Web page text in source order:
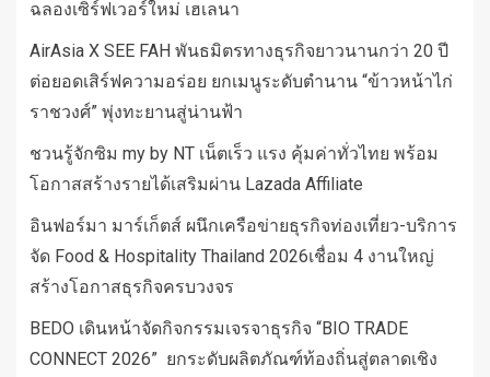
ฉลองเซิร์ฟเวอร์ใหม่ เฮเลนา
AirAsia X SEE FAH พันธมิตรทางธุรกิจยาวนานกว่า 20 ปี
ต่อยอดเสิร์ฟความอร่อย ยกเมนูระดับตำนาน “ข้าวหน้าไก่
ราชวงศ์” พุ่งทะยานสู่น่านฟ้า
ชวนรู้จักซิม my by NT เน็ตเร็ว แรง คุ้มค่าทั่วไทย พร้อม
โอกาสสร้างรายได้เสริมผ่าน Lazada Affiliate
อินฟอร์มา มาร์เก็ตส์ ผนึกเครือข่ายธุรกิจท่องเที่ยว-บริการ
จัด Food & Hospitality Thailand 2026เชื่อม 4 งานใหญ่
สร้างโอกาสธุรกิจครบวงจร
BEDO เดินหน้าจัดกิจกรรมเจรจาธุรกิจ “BIO TRADE
CONNECT 2026” ยกระดับผลิตภัณฑ์ท้องถิ่นสู่ตลาดเชิง